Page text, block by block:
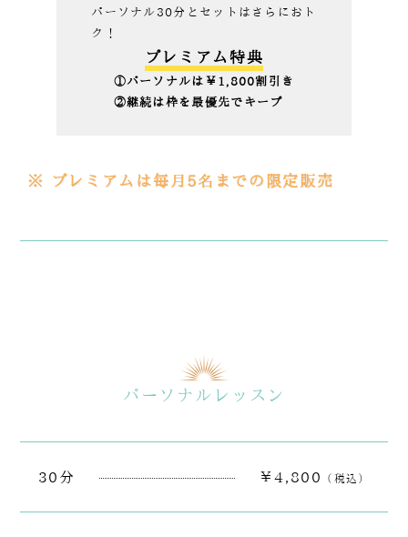
パーソナル30分と セットはさらにおト
ク！
プレミアム特典
①パーソナルは￥1,800割引き
②継続は枠を最優先でキープ
※ プレミアムは毎月5名までの限定販売
パーソナルレッスン
30分 ￥4,800 （税込）